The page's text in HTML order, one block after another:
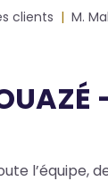
clients M.
l’équipe,